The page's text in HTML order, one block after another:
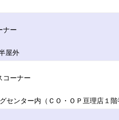
ナー
屋外
コーナー
ンター内（ＣＯ・ＯＰ亘理店１階